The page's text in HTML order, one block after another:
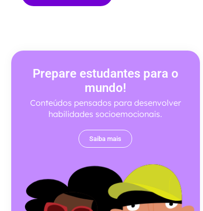
Prepare estudantes para o
mundo!
Conteúdos pensados para desenvolver
habilidades socioemocionais.
Saiba mais